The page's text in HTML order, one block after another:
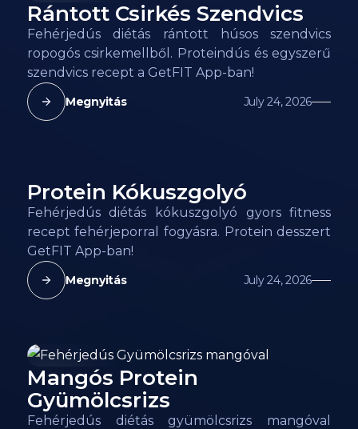
198kcal
Rántott Csirkés Szendvics
Fehérjedús diétás rántott húsos szendvics
ropogós csirkemellből. Proteindús és egyszerű
szendvics recept a GetFIT App-ban!
Megnyitás July 24, 2026
242kcal
Protein Kókuszgolyó
Fehérjedús diétás kókuszgolyó gyors fitness
recept fehérjeporral fogyásra. Protein desszert
GetFIT App-ban!
Megnyitás July 24, 2026
156kcal
Mangós Protein
Gyümölcsrizs
Fehérjedús diétás gyümölcsrizs mangóval